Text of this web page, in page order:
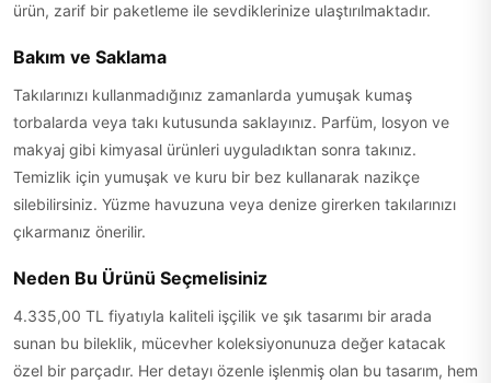
ürün, zarif bir paketleme ile sevdiklerinize ulaştırılmaktadır.
Bakım ve Saklama
Takılarınızı kullanmadığınız zamanlarda yumuşak kumaş
torbalarda veya takı kutusunda saklayınız. Parfüm, losyon ve
makyaj gibi kimyasal ürünleri uyguladıktan sonra takınız.
Temizlik için yumuşak ve kuru bir bez kullanarak nazikçe
silebilirsiniz. Yüzme havuzuna veya denize girerken takılarınızı
çıkarmanız önerilir.
Neden Bu Ürünü Seçmelisiniz
4.335,00 TL fiyatıyla kaliteli işçilik ve şık tasarımı bir arada
sunan bu bileklik, mücevher koleksiyonunuza değer katacak
özel bir parçadır. Her detayı özenle işlenmiş olan bu tasarım, hem